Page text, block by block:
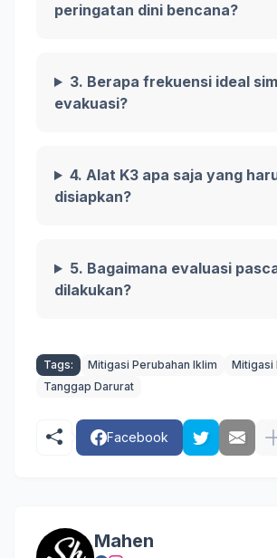
peringatan dini bencana?
3. Berapa frekuensi ideal
evakuasi?
4. Alat K3 apa saja yang
disiapkan?
5. Bagaimana evaluasi
dilakukan?
Tags: Mitigasi Perubahan Iklim
Mitigasi
Tanggap Darurat
Facebook
Mahen